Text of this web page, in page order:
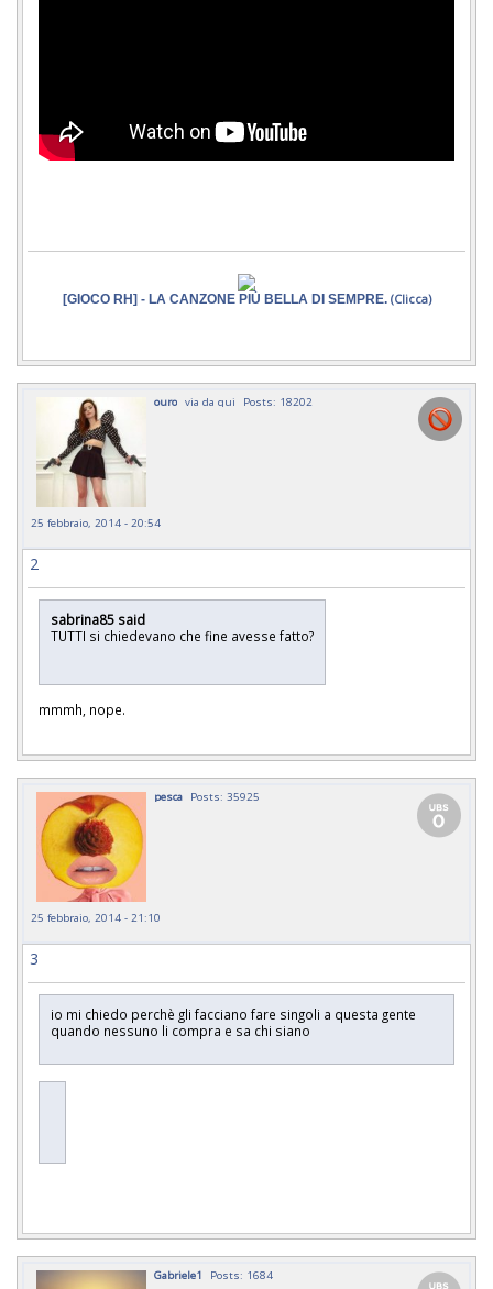
[GIOCO RH] - LA CANZONE PIÙ BELLA DI SEMPRE. (Clicca)
ouro via da qui Posts: 18202
25 febbraio, 2014 - 20:54
2
sabrina85 said
TUTTI si chiedevano che fine avesse fatto?
mmmh, nope.
pesca Posts: 35925
25 febbraio, 2014 - 21:10
3
io mi chiedo perchè gli facciano fare singoli a questa gente
quando nessuno li compra e sa chi siano
Gabriele1 Posts: 1684